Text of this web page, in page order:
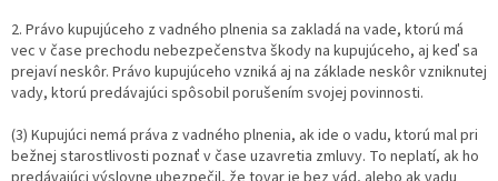
2. Právo kupujúceho z vadného plnenia sa zakladá na vade, ktorú má
vec v čase prechodu nebezpečenstva škody na kupujúceho, aj keď sa
prejaví neskôr. Právo kupujúceho vzniká aj na základe neskôr vzniknutej
vady, ktorú predávajúci spôsobil porušením svojej povinnosti.
(3) Kupujúci nemá práva z vadného plnenia, ak ide o vadu, ktorú mal pri
bežnej starostlivosti poznať v čase uzavretia zmluvy. To neplatí, ak ho